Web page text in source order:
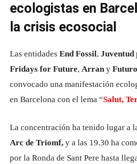
ecologistas en
la crisis ecosocial
Las entidades End Fossil, Juventud
Fridays for Future, Arrany
convocado una manifestación
en Barcelona con el lema “Salut,
La concentración ha tenido lugar a
Arc de Triomf, y a las 19.30 ha
por la Ronda de Sant Pere hasta